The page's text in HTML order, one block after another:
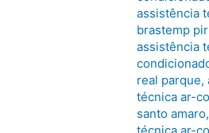
assistência
brastemp
assistência
real parque,
técnica ar-
santo amaro
técnica ar-